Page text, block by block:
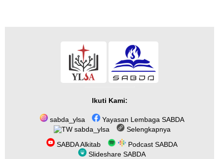
Ikuti Kami:
sabda_ylsa
Yayasan Lembaga SABDA
sabda_ylsa
Selengkapnya
SABDA Alkitab
Podcast SABDA
Slideshare SABDA